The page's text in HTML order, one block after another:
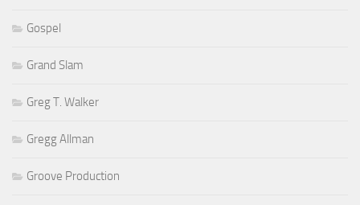
Gospel
Grand Slam
Greg T. Walker
Gregg Allman
Groove Production